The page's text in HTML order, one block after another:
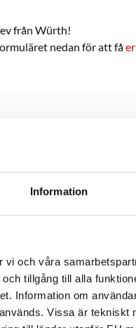
Information
och våra
tillgång till alla
Information om
Vissa är tekniskt
från Würth!
nedan för att få